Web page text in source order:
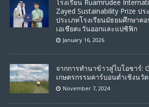
โรงเรียน Ruamrudee
Zayed Sustainability Prize ป
ประเภทโรงเรียนมัธยมศึกษาต
เอเชียตะวันออกและแปซิฟิก
January 16, 2026
จากการทำนาข้าวสู่ไบโอชาร์:
เกษตรกรรมคาร์บอนต่ำเชิงนวั
November 7, 2024